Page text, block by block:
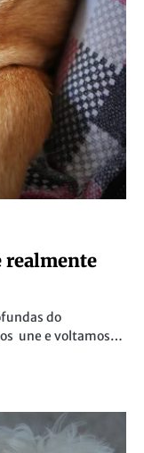
realmente
do
une e voltamos…